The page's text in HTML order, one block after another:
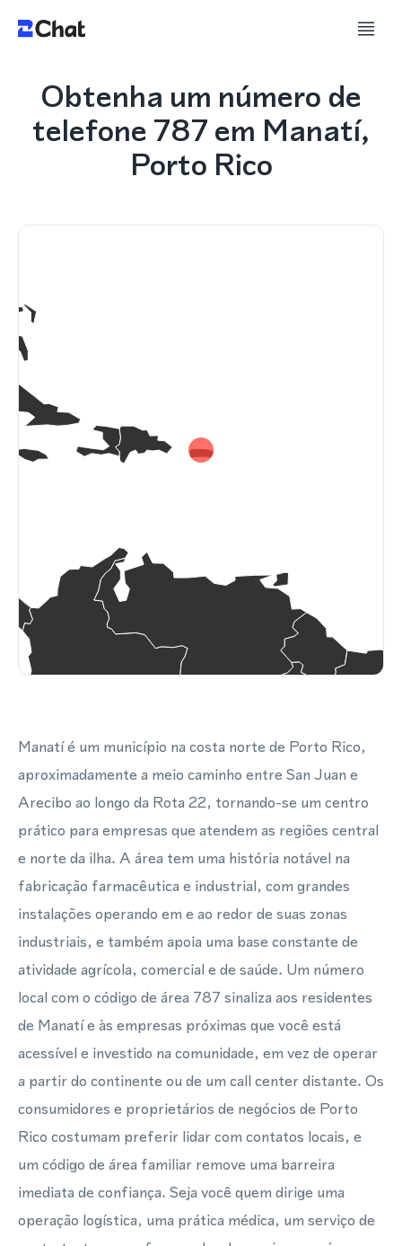
Obtenha um número de
telefone 787 em Manatí,
Porto Rico
Manatí é um município na costa norte de Porto Rico,
aproximadamente a meio caminho entre San Juan e
Arecibo ao longo da Rota 22, tornando-se um centro
prático para empresas que atendem as regiões central
e norte da ilha. A área tem uma história notável na
fabricação farmacêutica e industrial, com grandes
instalações operando em e ao redor de suas zonas
industriais, e também apoia uma base constante de
atividade agrícola, comercial e de saúde. Um número
local com o código de área 787 sinaliza aos residentes
de Manatí e às empresas próximas que você está
acessível e investido na comunidade, em vez de operar
a partir do continente ou de um call center distante. Os
consumidores e proprietários de negócios de Porto
Rico costumam preferir lidar com contatos locais, e
um código de área familiar remove uma barreira
imediata de confiança. Seja você quem dirige uma
operação logística, uma prática médica, um serviço de